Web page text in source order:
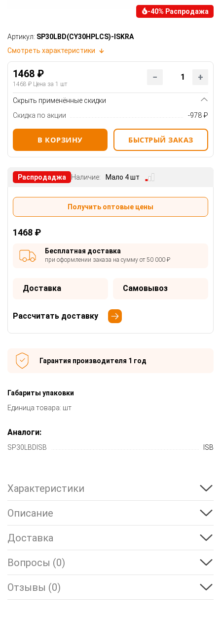
-40% Распродажа
Артикул: SP30LBD(CY30HPLCS)-ISKRA
Смотреть характеристики
1468 ₽
1468 ₽ Цена за 1 шт
Скрыть применённые скидки
Скидка по акции
-978 ₽
В КОРЗИНУ БЫСТРЫЙ ЗАКАЗ
Распродаджа Наличие: Мало 4 шт
Получить оптовые цены
1468 ₽
Бесплатная доставка
при оформлении заказа на сумму от 50 000 ₽
Доставка Самовывоз
Рассчитать доставку
Гарантия производителя 1 год
Габариты упаковки
Единица товара: шт
Аналоги:
SP30LBDISB ISB
Характеристики
Описание
Доставка
Вопросы (0)
Отзывы (0)